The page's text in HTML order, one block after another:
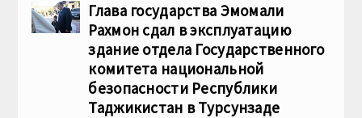
Глава государства Эмомали
Рахмон сдал в эксплуатацию
здание отдела Государственного
комитета национальной
безопасности Республики
Таджикистан в Турсунзаде